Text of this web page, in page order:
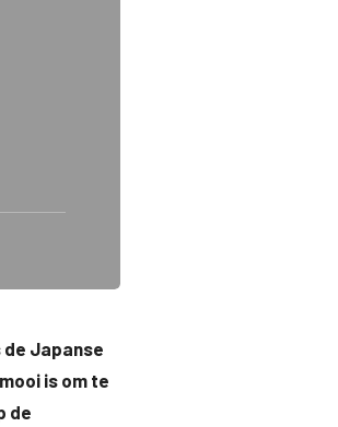
de Japanse
is om te
de